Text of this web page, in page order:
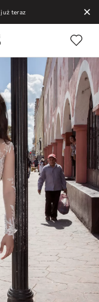
już teraz